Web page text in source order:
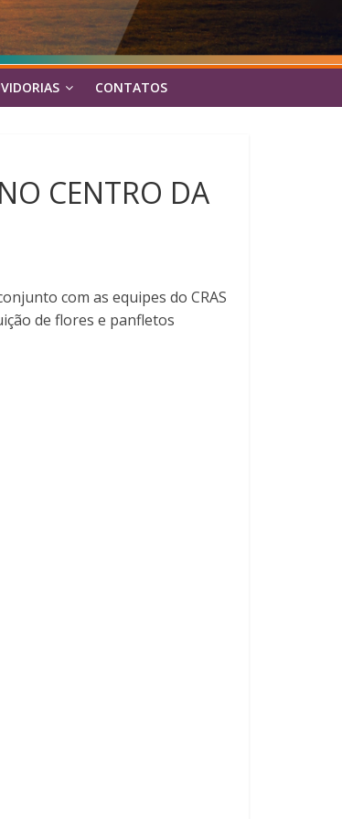
CONTATOS
CENTRO DA
com as equipes do CRAS
de flores e panfletos